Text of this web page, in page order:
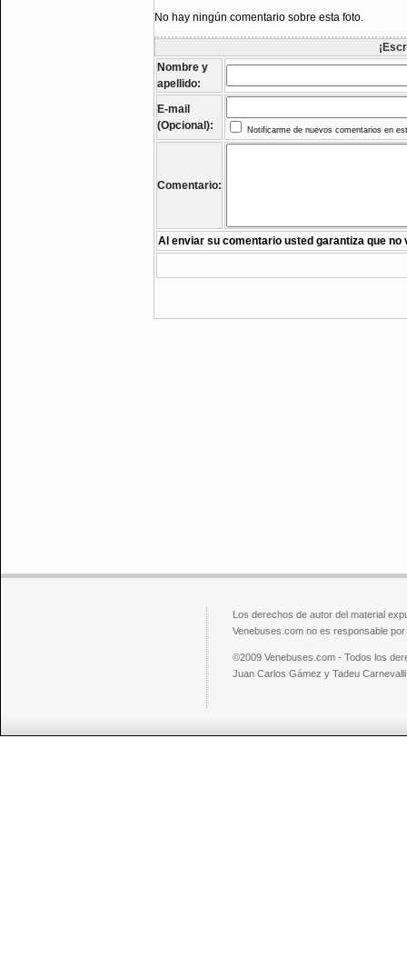
No hay ningún comentario sobre esta foto.
Nombre y
apellido:
E-mail
(Opcional):
Notificarme de nuevos comentarios en
Comentario:
Al enviar su comentario usted garantiza que no
Los derechos de autor del material
Venebuses.com no es responsable
©2009 Venebuses.com - Todos los
Juan Carlos Gámez y Tadeu Carnevalli